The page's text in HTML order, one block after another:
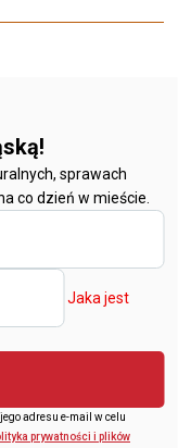
sprawach
co dzień w mieście.
Jaka jest
adresu e-mail w celu
prywatności i plików